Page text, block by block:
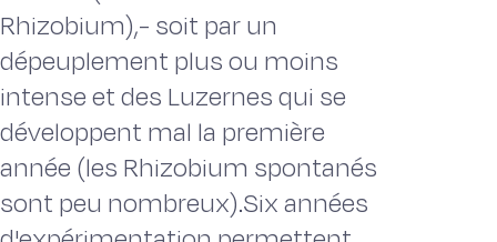
Rhizobium),- soit par un
dépeuplement plus ou moins
intense et des Luzernes qui se
développent mal la première
année (les Rhizobium spontanés
sont peu nombreux).Six années